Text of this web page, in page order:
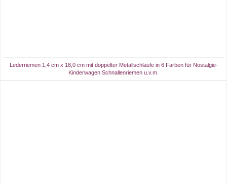
Lederriemen 1,4 cm x 18,0 cm mit doppelter Metallschlaufe in 6 Farben für Nostalgie-
Kinderwagen Schnallenriemen u.v.m.